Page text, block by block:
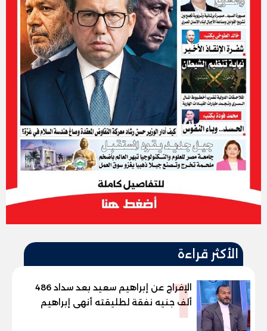
الأكثر قراءة
1
الإفراج عن إبراهيم سعيد بعد سداد 486
ألف جنيه نفقة لطليقته أنهى إبراهيم
سعيد، لاعب الأهلي ومنتخب مصر السابق،